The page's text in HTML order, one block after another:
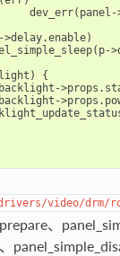
video/drm/
、